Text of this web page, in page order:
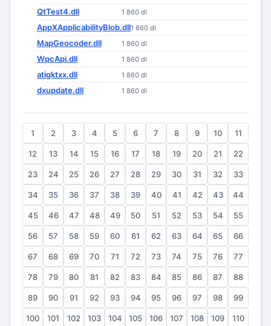
QtTest4.dll 1 860 dl
AppXApplicabilityBlob.dll1 860 dl
MapGeocoder.dll 1 860 dl
WpcApi.dll 1 860 dl
atigktxx.dll 1 860 dl
dxupdate.dll 1 860 dl
1 2 3 4 5 6 7 8 9 10 11
12 13 14 15 16 17 18 19 20 21 22
23 24 25 26 27 28 29 30 31 32 33
34 35 36 37 38 39 40 41 42 43 44
45 46 47 48 49 50 51 52 53 54 55
56 57 58 59 60 61 62 63 64 65 66
67 68 69 70 71 72 73 74 75 76 77
78 79 80 81 82 83 84 85 86 87 88
89 90 91 92 93 94 95 96 97 98 99
100 101 102 103 104 105 106 107 108 109 110